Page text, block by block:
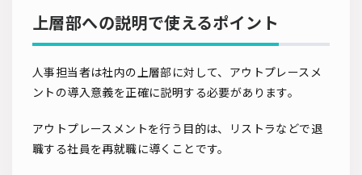
上層部への説明で使えるポイント
人事担当者は社内の上層部に対して、アウトプレースメ
ントの導入意義を正確に説明する必要があります。
アウトプレースメントを行う目的は、リストラなどで退
職する社員を再就職に導くことです。